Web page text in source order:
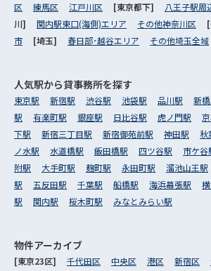
区
練馬区 江戸川区 [東京都下] 八王子駅周
川] 関内駅東口(海側)エリア その他神奈川区
市
[埼玉] 春日部･越谷エリア その他埼玉全域
人気駅から貸事務所を探す
東京駅 新宿駅 渋谷駅 池袋駅 品川駅 新
駅
有楽町駅 銀座駅 日比谷駅 虎ノ門駅
下駅
新宿三丁目駅 新宿御苑前駅 神田駅 秋
ノ水駅
水道橋駅 飯田橋駅 四ツ谷駅 市ケ谷
附駅
大手町駅 麹町駅 永田町駅 溜池山王駅
駅
五反田駅 千葉駅 船橋駅 海浜幕張駅
駅
関内駅 桜木町駅 みなとみらい駅
物件アーカイブ
[東京23区] 千代田区 中央区 港区 新宿区